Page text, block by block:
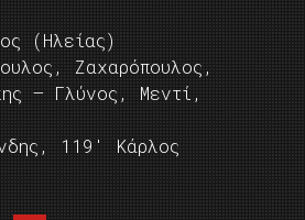
(Ηλείας)
Ζαχαρόπουλος,
– Γλύνος, Μεντί,
119′ Κάρλος